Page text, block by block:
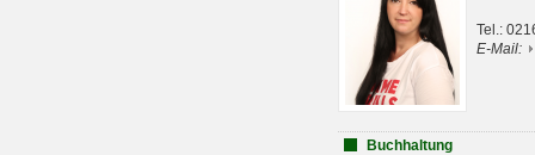
Tel.:
E-Mail:
Buchhaltung